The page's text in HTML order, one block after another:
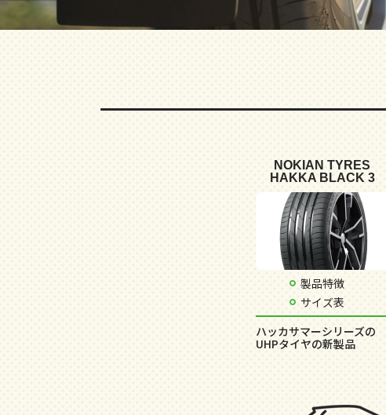
NOKIAN TYRES
HAKKA BLACK 3
製品特徴
サイズ表
ハッカサマーシリーズの
UHPタイヤの新製品